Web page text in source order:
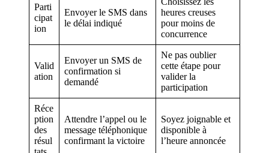
Parti
cipat
ion
Envoyer le SMS dans
le délai indiqué
heures creuses
pour moins de
concurrence
Valid
ation
Envoyer un SMS de
confirmation si
demandé
Ne pas oublier
cette étape pour
valider la
participation
Réce
ption
des
résul
Attendre l’appel ou le
message téléphonique
confirmant la victoire
Soyez joignable et
disponible à
l’heure annoncée